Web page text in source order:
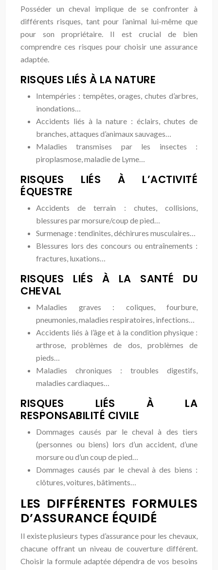
Posséder un cheval implique de se confronter à
différents risques, tant pour l’animal lui-même que
pour son propriétaire. Il est crucial de bien
comprendre ces risques pour choisir une assurance
adaptée.
RISQUES LIÉS À LA NATURE
Intempéries : tempêtes, orages, chutes d’arbres,
inondations…
Accidents liés à la nature : éclairs, chutes de
branches, attaques d’animaux sauvages…
Maladies transmises par les insectes :
piroplasmose, maladie de Lyme…
RISQUES LIÉS À L’ACTIVITÉ
ÉQUESTRE
Accidents de terrain : chutes, collisions,
blessures par morsure/coup de pied…
Surmenage : tendinites, déchirures musculaires…
Blessures lors des concours ou entraînements :
fractures, luxations…
RISQUES LIÉS À LA SANTÉ DU
CHEVAL
Maladies graves : coliques, fourbure,
pneumonies, maladies respiratoires, infections…
Accidents liés à l’âge et à la condition physique :
arthrose, problèmes de dos, problèmes de
pieds…
Maladies chroniques : troubles digestifs,
maladies cardiaques…
RISQUES LIÉS À LA
RESPONSABILITÉ CIVILE
Dommages causés par le cheval à des tiers
(personnes ou biens) lors d’un accident, d’une
morsure ou d’un coup de pied…
Dommages causés par le cheval à des biens :
clôtures, voitures, bâtiments…
LES DIFFÉRENTES FORMULES
D’ASSURANCE ÉQUIDÉ
Il existe plusieurs types d’assurance pour les chevaux,
chacune offrant un niveau de couverture différent.
Choisir la formule adaptée dépendra de vos besoins